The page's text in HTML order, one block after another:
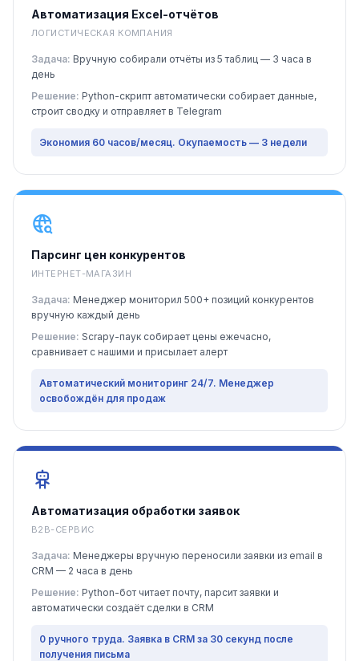
Автоматизация Excel-отчётов
ЛОГИСТИЧЕСКАЯ КОМПАНИЯ
Задача: Вручную собирали отчёты из 5 таблиц — 3 часа в
день
Решение: Python-скрипт автоматически собирает данные,
строит сводку и отправляет в Telegram
Экономия 60 часов/месяц. Окупаемость — 3 недели
Парсинг цен конкурентов
ИНТЕРНЕТ-МАГАЗИН
Задача: Менеджер мониторил 500+ позиций конкурентов
вручную каждый день
Решение: Scrapy-паук собирает цены ежечасно,
сравнивает с нашими и присылает алерт
Автоматический мониторинг 24/7. Менеджер
освобождён для продаж
Автоматизация обработки заявок
B2B-СЕРВИС
Задача: Менеджеры вручную переносили заявки из email в
CRM — 2 часа в день
Решение: Python-бот читает почту, парсит заявки и
автоматически создаёт сделки в CRM
0 ручного труда. Заявка в CRM за 30 секунд после
получения письма